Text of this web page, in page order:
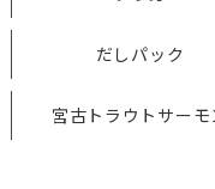
だしパック
宮古トラウトサーモ